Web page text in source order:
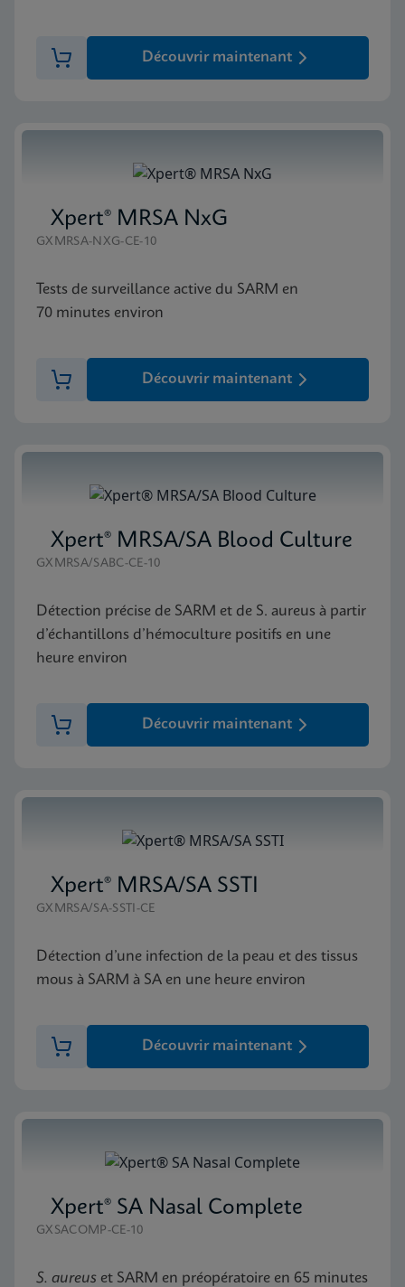
Découvrir maintenant
Xpert® MRSA NxG
GXMRSA-NXG-CE-10
Tests de surveillance active du SARM en
70 minutes environ
Découvrir maintenant
Xpert® MRSA/SA Blood Culture
GXMRSA/SABC-CE-10
Détection précise de SARM et de S. aureus à partir
d’échantillons d’hémoculture positifs en une
heure environ
Découvrir maintenant
Xpert® MRSA/SA SSTI
GXMRSA/SA-SSTI-CE
Détection d’une infection de la peau et des tissus
mous à SARM à SA en une heure environ
Découvrir maintenant
Xpert® SA Nasal Complete
GXSACOMP-CE-10
S. aureus et SARM en préopératoire en 65 minutes